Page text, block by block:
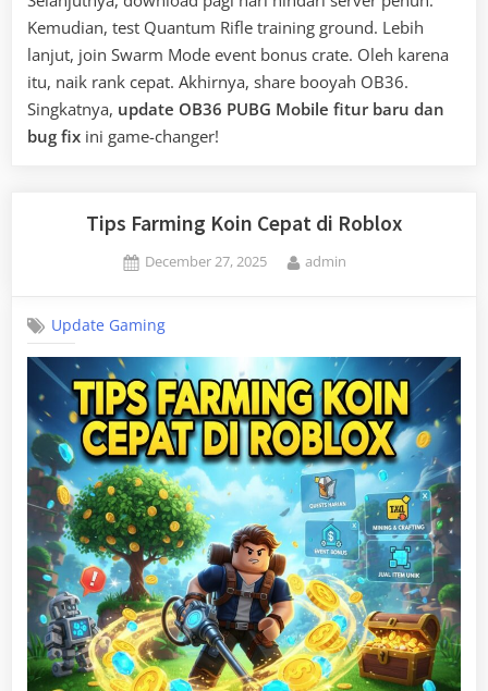
Kemudian, test Quantum Rifle training ground. Lebih
lanjut, join Swarm Mode event bonus crate. Oleh karena
itu, naik rank cepat. Akhirnya, share booyah OB36.
Singkatnya, update OB36 PUBG Mobile fitur baru dan
bug fix ini game-changer!
Tips Farming Koin Cepat di Roblox
Posted
December 27, 2025 By
admin
Update Gaming